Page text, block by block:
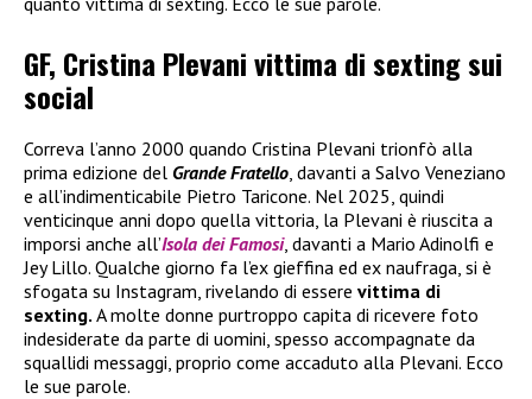
GF, Cristina Plevani vittima di sexting sui
social
Correva l’anno 2000 quando Cristina Plevani trionfò alla
prima edizione del Grande Fratello , davanti a Salvo Veneziano
e all’indimenticabile Pietro Taricone. Nel 2025, quindi
venticinque anni dopo quella vittoria, la Plevani è riuscita a
imporsi anche all’Isola dei Famosi, davanti a Mario Adinolfi e
Jey Lillo. Qualche giorno fa l’ex gieffina ed ex naufraga, si è
sfogata su Instagram, rivelando di essere vittima di
sexting. A molte donne purtroppo capita di ricevere foto
indesiderate da parte di uomini, spesso accompagnate da
squallidi messaggi, proprio come accaduto alla Plevani. Ecco
le sue parole.